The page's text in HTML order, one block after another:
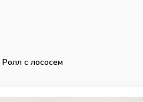
Ролл с лососем